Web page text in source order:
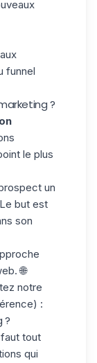
funnel
?
le plus
un
but est
son
🌐
notre
:
?
tout
qui